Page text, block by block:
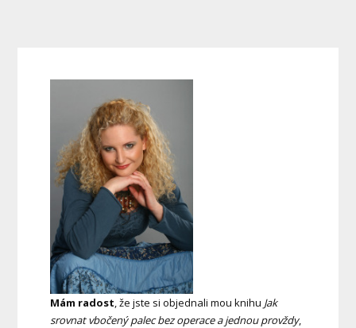
Mám radost, že jste si objednali mou knihu Jak
srovnat vbočený palec bez operace a jednou provždy,